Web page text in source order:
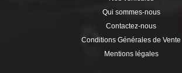
Qui sommes-nous
Contactez-nous
Conditions Générales de Vente
Mentions légales